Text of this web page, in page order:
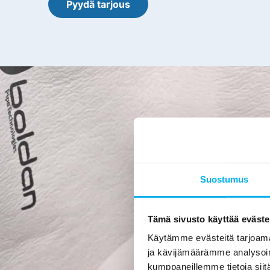
Suostumus
Tämä sivusto käyttää
Käytämme evästeitä
ja kävijämäärämme
kumppaneillemme tietoja
Pyydä tarjous
toteutamme
osaamista
siis kuvataan